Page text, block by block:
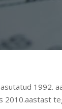
1992.
2010.aastast